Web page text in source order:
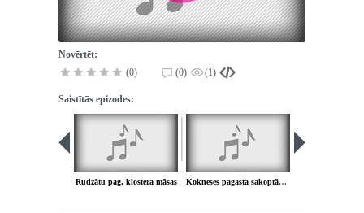
Novērtēt:
(0)
(0) (1)
Saistītās epizodes:
Rudzātu pag. klostera māsas Kokneses pagasta sakoptākā sēta 1997. gadā